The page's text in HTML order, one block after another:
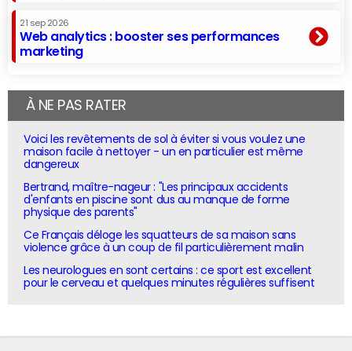
21 sep 2026
Web analytics : booster ses performances
marketing
À NE PAS RATER
Voici les revêtements de sol à éviter si vous voulez une
maison facile à nettoyer - un en particulier est même
dangereux
Bertrand, maître-nageur : "Les principaux accidents
d'enfants en piscine sont dus au manque de forme
physique des parents"
Ce Français déloge les squatteurs de sa maison sans
violence grâce à un coup de fil particulièrement malin
Les neurologues en sont certains : ce sport est excellent
pour le cerveau et quelques minutes régulières suffisent